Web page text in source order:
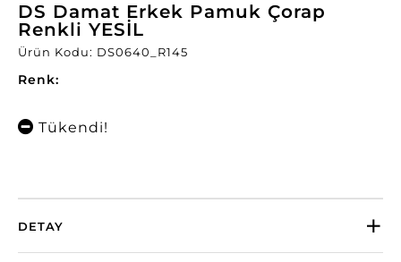
DS Damat Erkek Pamuk Çorap
Renkli YESİL
Ürün Kodu: DS0640_R145
Renk:
Tükendi!
DETAY